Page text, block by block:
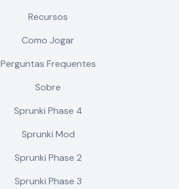
Recursos
Como Jogar
Perguntas Frequentes
Sobre
Sprunki Phase 4
Sprunki Mod
Sprunki Phase 2
Sprunki Phase 3